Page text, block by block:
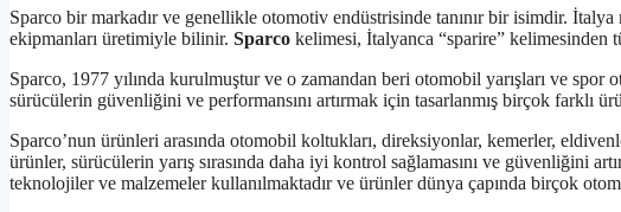
Sparco bir markadır ve genellikle otomotiv endüstrisinde tanınır bir isimdir.
ekipmanları üretimiyle bilinir. Sparco kelimesi, İtalyanca “sparire” kelimesinden
Sparco, 1977 yılında kurulmuştur ve o zamandan beri otomobil yarışları ve
sürücülerin güvenliğini ve performansını artırmak için tasarlanmış birçok farklı
Sparco’nun ürünleri arasında otomobil koltukları, direksiyonlar, kemerler,
ürünler, sürücülerin yarış sırasında daha iyi kontrol sağlamasını ve güvenliğini
teknolojiler ve malzemeler kullanılmaktadır ve ürünler dünya çapında birçok